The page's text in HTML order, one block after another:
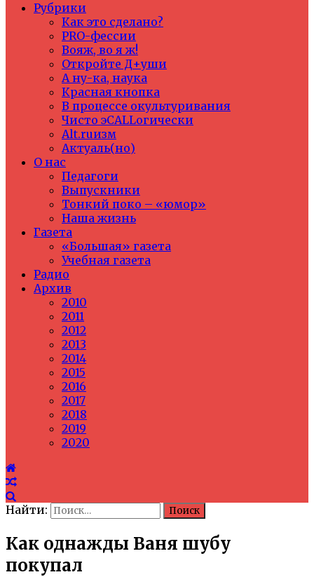
Рубрики
Как это сделано?
PRO-фессии
Вояж, во я ж!
Откройте Д+уши
А ну-ка, наука
Красная кнопка
В процессе окультуривания
Чисто эCALLогически
Alt.ruизм
Актуаль(но)
О нас
Педагоги
Выпускники
Тонкий поко – «юмор»
Наша жизнь
Газета
«Большая» газета
Учебная газета
Радио
Архив
2010
2011
2012
2013
2014
2015
2016
2017
2018
2019
2020
Найти:
Как однажды Ваня шубу
покупал